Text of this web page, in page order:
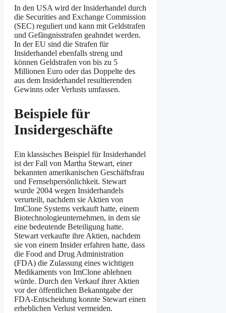
In den USA wird der Insiderhandel durch
die Securities and Exchange Commission
(SEC) reguliert und kann mit Geldstrafen
und Gefängnisstrafen geahndet werden.
In der EU sind die Strafen für
Insiderhandel ebenfalls streng und
können Geldstrafen von bis zu 5
Millionen Euro oder das Doppelte des
aus dem Insiderhandel resultierenden
Gewinns oder Verlusts umfassen.
Beispiele für
Insidergeschäfte
Ein klassisches Beispiel für Insiderhandel
ist der Fall von Martha Stewart, einer
bekannten amerikanischen Geschäftsfrau
und Fernsehpersönlichkeit. Stewart
wurde 2004 wegen Insiderhandels
verurteilt, nachdem sie Aktien von
ImClone Systems verkauft hatte, einem
Biotechnologieunternehmen, in dem sie
eine bedeutende Beteiligung hatte.
Stewart verkaufte ihre Aktien, nachdem
sie von einem Insider erfahren hatte, dass
die Food and Drug Administration
(FDA) die Zulassung eines wichtigen
Medikaments von ImClone ablehnen
würde. Durch den Verkauf ihrer Aktien
vor der öffentlichen Bekanntgabe der
FDA-Entscheidung konnte Stewart einen
erheblichen Verlust vermeiden.